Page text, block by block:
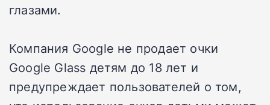
глазами.
Компания Google не продает очки
Google Glass детям до 18 лет и
предупреждает пользователей о том,